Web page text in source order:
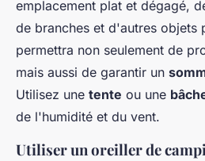
emplacement plat et dégagé,
de branches et d'autres objets
permettra non seulement de
mais aussi de garantir un
Utilisez une tente ou une
de l'humidité et du vent.
Utiliser un oreiller de